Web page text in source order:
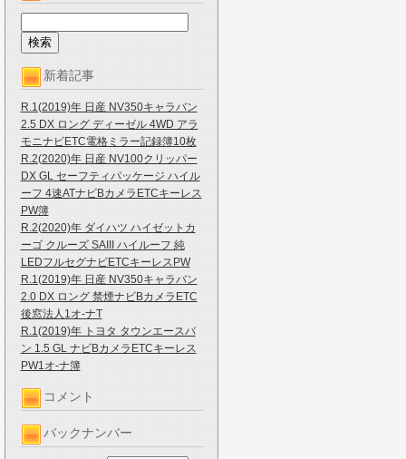
新着記事
R.1(2019)年 日産 NV350キャラバン
2.5 DX ロング ディーゼル 4WD アラ
モニナビETC電格ミラー記録簿10枚
R.2(2020)年 日産 NV100クリッパー
DX GL セーフティパッケージ ハイル
ーフ 4速ATナビBカメラETCキーレス
PW簿
R.2(2020)年 ダイハツ ハイゼットカ
ーゴ クルーズ SAIII ハイルーフ 純
LEDフルセグナビETCキーレスPW
R.1(2019)年 日産 NV350キャラバン
2.0 DX ロング 禁煙ナビBカメラETC
後窓法人1オ-ナT
R.1(2019)年 トヨタ タウンエースバ
ン 1.5 GL ナビBカメラETCキーレス
PW1オ-ナ簿
コメント
バックナンバー